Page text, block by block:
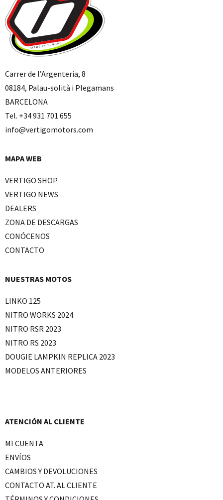
Carrer de l’Argenteria, 8
08184, Palau-solità i Plegamans
BARCELONA
Tel. +34 931 701 655
info@vertigomotors.com
MAPA WEB
VERTIGO SHOP
VERTIGO NEWS
DEALERS
ZONA DE DESCARGAS
CONÓCENOS
CONTACTO
NUESTRAS MOTOS
LINKO 125
NITRO WORKS 2024
NITRO RSR 2023
NITRO RS 2023
DOUGIE LAMPKIN REPLICA 2023
MODELOS ANTERIORES
ATENCIÓN AL CLIENTE
MI CUENTA
ENVÍOS
CAMBIOS Y DEVOLUCIONES
CONTACTO AT. AL CLIENTE